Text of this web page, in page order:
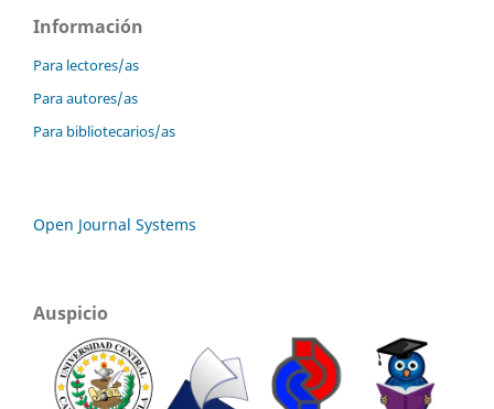
Información
Para lectores/as
Para autores/as
Para bibliotecarios/as
Open Journal Systems
Auspicio